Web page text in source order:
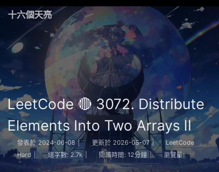
十六個天亮
LeetCode 🔴 3072. Distribute
Elements Into Two Arrays II
發表於 2024-06-08 | 更新於 2026-05-07 |
LeetCode
Hard
總字數: 2.7k 閱讀時間: 12分鐘 | 瀏覽量: